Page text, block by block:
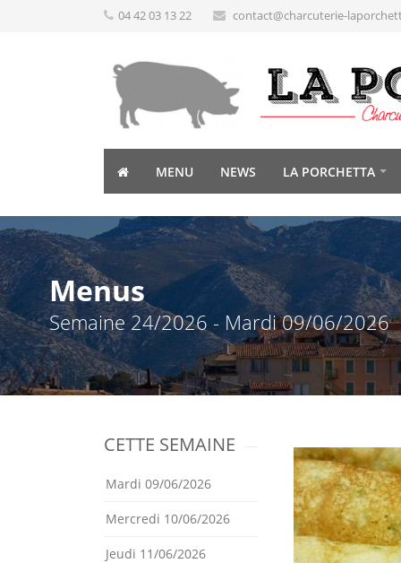
04 42 03 13 22 contact@charcuterie-
MENU NEWS LA PORCHETTA
Menus
Semaine 24/2026 - Mardi 09/06/2026
CETTE SEMAINE
Mardi 09/06/2026
Mercredi 10/06/2026
Jeudi 11/06/2026